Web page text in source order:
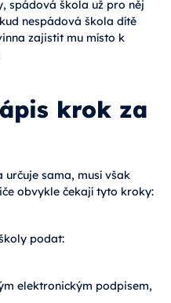
spádová škola už pro něj
nespádová škola dítě
zajistit mu místo k
krok za
určuje sama, musí však
obvykle čekají tyto kroky:
podat:
elektronickým podpisem,